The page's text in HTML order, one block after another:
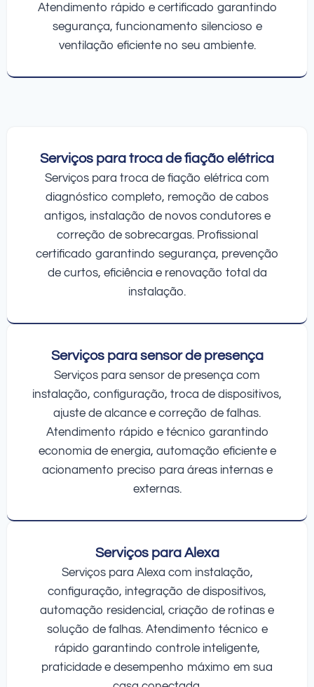
Atendimento rápido e certificado garantindo
segurança, funcionamento silencioso e
ventilação eficiente no seu ambiente.
Serviços para troca de fiação elétrica
Serviços para troca de fiação elétrica com
diagnóstico completo, remoção de cabos
antigos, instalação de novos condutores e
correção de sobrecargas. Profissional
certificado garantindo segurança, prevenção
de curtos, eficiência e renovação total da
instalação.
Serviços para sensor de presença
Serviços para sensor de presença com
instalação, configuração, troca de dispositivos,
ajuste de alcance e correção de falhas.
Atendimento rápido e técnico garantindo
economia de energia, automação eficiente e
acionamento preciso para áreas internas e
externas.
Serviços para Alexa
Serviços para Alexa com instalação,
configuração, integração de dispositivos,
automação residencial, criação de rotinas e
solução de falhas. Atendimento técnico e
rápido garantindo controle inteligente,
praticidade e desempenho máximo em sua